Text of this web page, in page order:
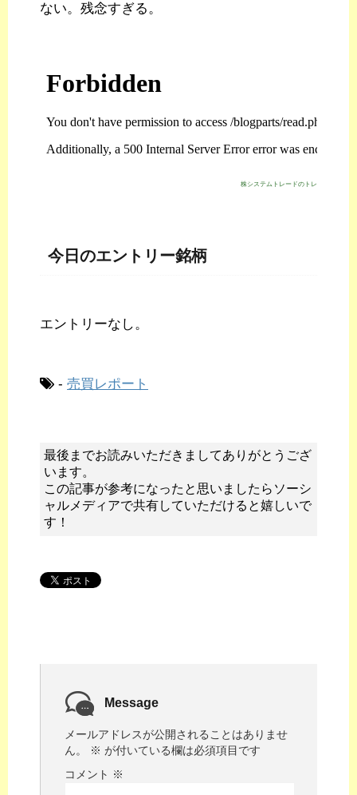
ない。残念すぎる。
株システムトレードのトレジスタ・ス
今日のエントリー銘柄
エントリーなし。
- 売買レポート
最後までお読みいただきましてありがとうござ
います。
この記事が参考になったと思いましたらソーシ
ャルメディアで共有していただけると嬉しいで
す！
Message
メールアドレスが公開されることはありませ
ん。
※ が付いている欄は必須項目です
コメント ※